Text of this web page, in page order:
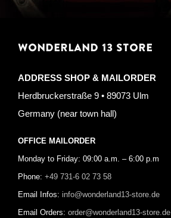
WONDERLAND 13 STORE
ADDRESS SHOP & MAILORDER
Herdbruckerstraße 9 • 89073 Ulm
Germany (near town hall)
OFFICE MAILORDER
Monday to Friday: 09:00 a.m. – 6:00 p.m
Phone: +49 731-6 02 73 58
Email Infos: info@wonderland13-store.de
Email Orders: order@wonderland13-store.de